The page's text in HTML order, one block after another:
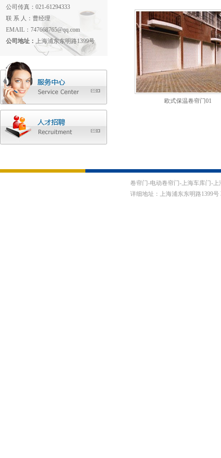
公司传真：021-61294333
联 系 人：曹经理
EMAIL：747668765@qq.com
公司地址： 上海浦东东明路1399号
欧式保温卷帘门01
卷帘门-电动卷帘门-上海车库门-上
详细地址：上海浦东东明路1399号